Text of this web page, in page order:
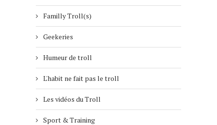
Familly Troll(s)
Geekeries
Humeur de troll
L'habit ne fait pas le troll
Les vidéos du Troll
Sport & Training